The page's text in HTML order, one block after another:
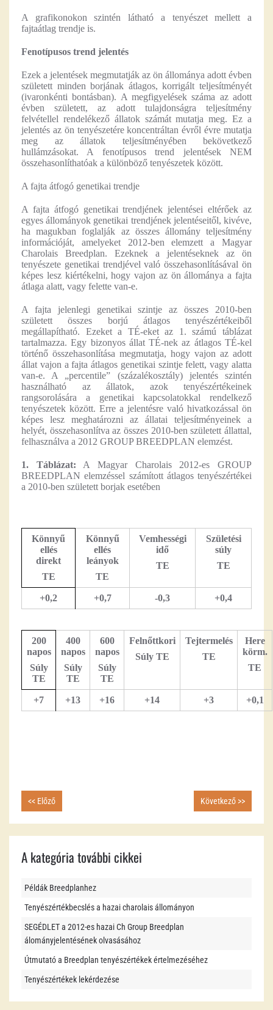
A grafikonokon szintén látható a tenyészet mellett a
fajtaátlag trendje is.
Fenotípusos trend jelentés
Ezek a jelentések megmutatják az ön állománya adott évben
született minden borjának átlagos, korrigált teljesítményét
(ivaronkénti bontásban). A megfigyelések száma az adott
évben született, az adott tulajdonságra teljesítmény
felvétellel rendelékező állatok számát mutatja meg. Ez a
jelentés az ön tenyészetére koncentráltan évről évre mutatja
meg az állatok teljesítményében bekövetkező
hullámzásokat. A fenotípusos trend jelentések NEM
összehasonlíthatóak a különböző tenyészetek között.
A fajta átfogó genetikai trendje
A fajta átfogó genetikai trendjének jelentései eltérőek az
egyes állományok genetikai trendjének jelentéseitől, kivéve,
ha magukban foglalják az összes állomány teljesítmény
információját, amelyeket 2012-ben elemzett a Magyar
Charolais Breedplan. Ezeknek a jelentéseknek az ön
tenyészete genetikai trendjével való összehasonlításával ön
képes lesz kiértékelni, hogy vajon az ön állománya a fajta
átlaga alatt, vagy felette van-e.
A fajta jelenlegi genetikai szintje az összes 2010-ben
született összes borjú átlagos tenyészértékeiből
megállapítható. Ezeket a TÉ-eket az 1. számú táblázat
tartalmazza. Egy bizonyos állat TÉ-nek az átlagos TÉ-kel
történő összehasonlítása megmutatja, hogy vajon az adott
állat vajon a fajta átlagos genetikai szintje felett, vagy alatta
van-e. A „percentile” (százalékosztály) jelentés szintén
használható az állatok, azok tenyészértékeinek
rangsorolására a genetikai kapcsolatokkal rendelkező
tenyészetek között. Erre a jelentésre való hivatkozással ön
képes lesz meghatározni az állatai teljesítményeinek a
helyét, összehasonlítva az összes 2010-ben született állattal,
felhasználva a 2012 GROUP BREEDPLAN elemzést.
1. Táblázat: A Magyar Charolais 2012-es GROUP
BREEDPLAN elemzéssel számított átlagos tenyészértékei
a 2010-ben született borjak esetében
Könnyű
ellés
direkt
TE
Könnyű
ellés
leányok
TE
Vemhességi
idő
TE
Születési
súly
TE
+0,2 +0,7 -0,3 +0,4
200
napos
Súly
TE
400
napos
Súly
TE
600
napos
Súly
TE
Felnőttkori
Súly TE
Tejtermelés
TE
Here
körm.
TE
+7 +13 +16 +14 +3 +0,1
<< Előző Következő >>
A kategória további cikkei
Példák Breedplanhez
Tenyészértékbecslés a hazai charolais állományon
SEGÉDLET a 2012-es hazai Ch Group Breedplan
álományjelentésének olvasásához
Útmutató a Breedplan tenyészértékek értelmezéséhez
Tenyészértékek lekérdezése